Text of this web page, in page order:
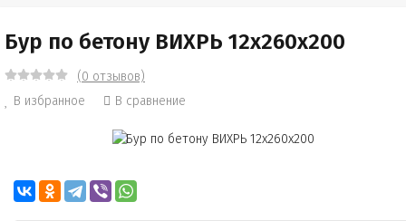
Бур по бетону ВИХРЬ 12x260x200
(0 отзывов)
В избранное
В сравнение